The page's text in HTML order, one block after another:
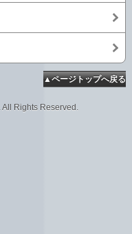
▲ページトップへ戻る
All Rights Reserved.